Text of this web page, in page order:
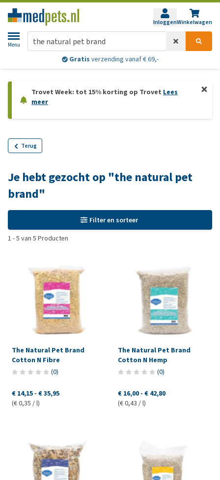
InloggenWinkelwagen
Menu
Gratis verzending vanaf € 69,-
Trovet Week: tot 15% korting op Trovet Lees
meer
Terug
Je hebt gezocht op "the natural pet
brand"
Filter en sorteer
1 -5 van 5 Producten
The Natural Pet Brand
Cotton N Fibre
(0)
€ 14,15 - € 35,95
(€ 0,35 / l)
The Natural Pet Brand
Cotton N Hemp
(0)
€ 16,00 - € 42,80
(€ 0,43 / l)